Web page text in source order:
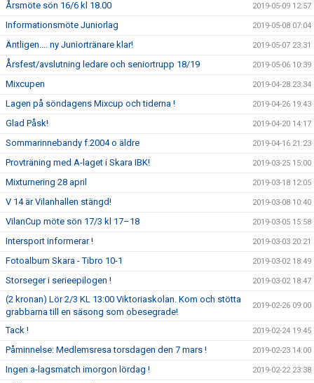
Årsmöte sön 16/6 kl 18.00 2019-05-09 12:57
Informationsmöte Juniorlag 2019-05-08 07:04
Äntligen.... ny Juniortränare klar! 2019-05-07 23:31
Årsfest/avslutning ledare och seniortrupp 18/19 2019-05-06 10:39
Mixcupen 2019-04-28 23:34
Lagen på söndagens Mixcup och tiderna ! 2019-04-26 19:43
Glad Påsk! 2019-04-20 14:17
Sommarinnebandy f.2004 o äldre 2019-04-16 21:23
Provträning med A-laget i Skara IBK! 2019-03-25 15:00
Mixturnering 28 april 2019-03-18 12:05
V 14 är Vilanhallen stängd! 2019-03-08 10:40
VilanCup möte sön 17/3 kl 17–18 2019-03-05 15:58
Intersport informerar ! 2019-03-03 20:21
Fotoalbum Skara - Tibro 10-1 2019-03-02 18:49
Storseger i serieepilogen ! 2019-03-02 18:47
(2 kronan) Lör 2/3 KL 13:00 Viktoriaskolan. Kom och stötta
grabbarna till en säsong som obesegrade!
2019-02-26 09:00
Tack ! 2019-02-24 19:45
Påminnelse: Medlemsresa torsdagen den 7 mars ! 2019-02-23 14:00
Ingen a-lagsmatch imorgon lördag ! 2019-02-22 23:38